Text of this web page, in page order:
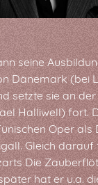
seine
Dänemark (bei
setzte sie an
Halliwell) fort.
Oper als
Gleich
Die
hat er u.a.